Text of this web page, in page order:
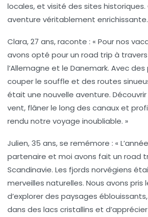
locales, et visité des sites historiques.
aventure véritablement enrichissante.
Clara, 27 ans, raconte : « Pour nos
avons opté pour un road trip à
l’Allemagne et le Danemark. Avec
couper le souffle et des routes
était une nouvelle aventure.
vent, flâner le long des canaux et
rendu notre voyage inoubliable. »
Julien, 35 ans, se remémore : «
partenaire et moi avons fait un road
Scandinavie. Les fjords norvégiens
merveilles naturelles. Nous avons pris
d’explorer des paysages
dans des lacs cristallins et